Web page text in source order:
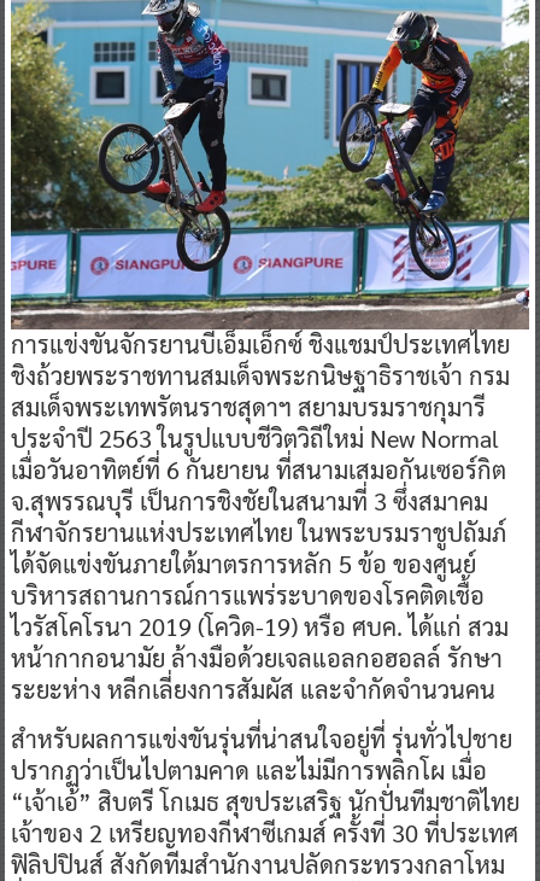
การแข่งขันจักรยานบีเอ็มเอ็กซ์ ชิงแชมป์ประเทศไทย
ชิงถ้วยพระราชทานสมเด็จพระกนิษฐาธิราชเจ้า กรม
สมเด็จพระเทพรัตนราชสุดาฯ สยามบรมราชกุมารี
ประจำปี 2563 ในรูปแบบชีวิตวิถีใหม่ New Normal
เมื่อวันอาทิตย์ที่ 6 กันยายน ที่สนามเสมอกันเซอร์กิต
จ.สุพรรณบุรี เป็นการชิงชัยในสนามที่ 3 ซึ่งสมาคม
กีฬาจักรยานแห่งประเทศไทย ในพระบรมราชูปถัมภ์
ได้จัดแข่งขันภายใต้มาตรการหลัก 5 ข้อ ของศูนย์
บริหารสถานการณ์การแพร่ระบาดของโรคติดเชื้อ
ไวรัสโคโรนา 2019 (โควิด-19) หรือ ศบค. ได้แก่ สวม
หน้ากากอนามัย ล้างมือด้วยเจลแอลกอฮอลล์ รักษา
ระยะห่าง หลีกเลี่ยงการสัมผัส และจำกัดจำนวนคน
สำหรับผลการแข่งขันรุ่นที่น่าสนใจอยู่ที่ รุ่นทั่วไปชาย
ปรากฏว่าเป็นไปตามคาด และไม่มีการพลิกโผ เมื่อ
“เจ้าเอ้” สิบตรี โกเมธ สุขประเสริฐ นักปั่นทีมชาติไทย
เจ้าของ 2 เหรียญทองกีฬาซีเกมส์ ครั้งที่ 30 ที่ประเทศ
ฟิลิปปินส์ สังกัดทีมสำนักงานปลัดกระทรวงกลาโหม